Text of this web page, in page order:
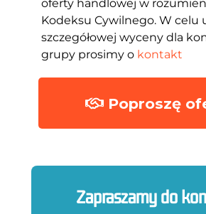
oferty handlowej w
Kodeksu Cywilnego. W celu
szczegółowej wyceny dla
grupy prosimy o kontakt
Poproszę
Zapraszamy do